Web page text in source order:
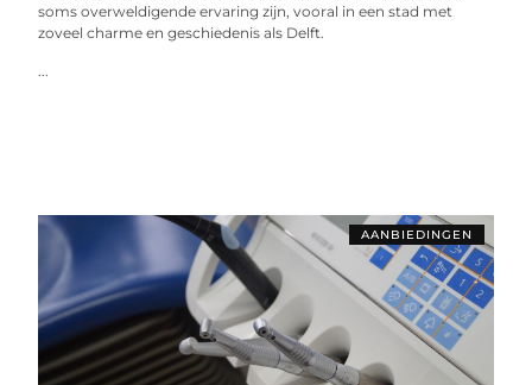
soms overweldigende ervaring zijn, vooral in een stad met
zoveel charme en geschiedenis als Delft.
...
AANBIEDINGEN